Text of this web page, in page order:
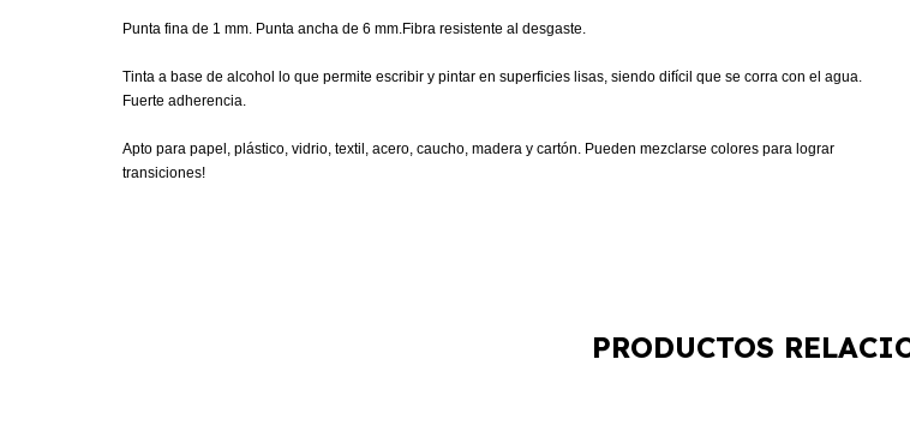
Punta fina de 1 mm. Punta ancha de 6 mm.Fibra resistente al desgaste.
Tinta a base de alcohol lo que permite escribir y pintar en superficies lisas, siendo difícil que se corra con el agua.
Fuerte adherencia.
Apto para papel, plástico, vidrio, textil, acero, caucho, madera y cartón. Pueden mezclarse colores para lograr
transiciones!
PRODUCTOS